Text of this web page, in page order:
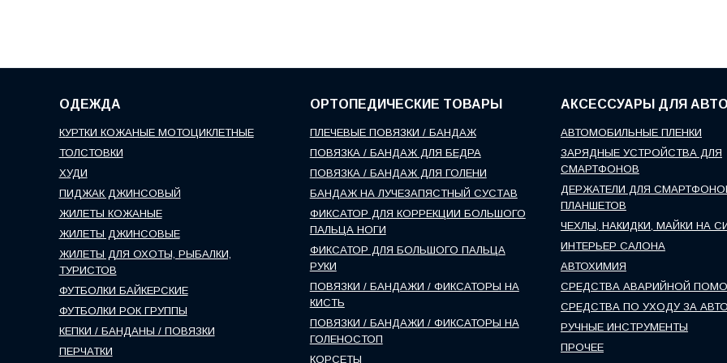
ОДЕЖДА
КУРТКИ КОЖАНЫЕ МОТОЦИКЛЕТНЫЕ
ТОЛСТОВКИ
ХУДИ
ПИДЖАК ДЖИНСОВЫЙ
ЖИЛЕТЫ КОЖАНЫЕ
ЖИЛЕТЫ ДЖИНСОВЫЕ
ЖИЛЕТЫ ДЛЯ ОХОТЫ, РЫБАЛКИ,
ТУРИСТОВ
ФУТБОЛКИ БАЙКЕРСКИЕ
ФУТБОЛКИ РОК ГРУППЫ
КЕПКИ / БАНДАНЫ / ПОВЯЗКИ
ПЕРЧАТКИ
ОРТОПЕДИЧЕСКИЕ ТОВАРЫ
ПЛЕЧЕВЫЕ ПОВЯЗКИ / БАНДАЖ
ПОВЯЗКА / БАНДАЖ ДЛЯ БЕДРА
ПОВЯЗКА / БАНДАЖ ДЛЯ ГОЛЕНИ
БАНДАЖ НА ЛУЧЕЗАПЯСТНЫЙ СУСТАВ
ФИКСАТОР ДЛЯ КОРРЕКЦИИ БОЛЬШОГО
ПАЛЬЦА НОГИ
ФИКСАТОР ДЛЯ БОЛЬШОГО ПАЛЬЦА
РУКИ
ПОВЯЗКИ / БАНДАЖИ / ФИКСАТОРЫ НА
КИСТЬ
ПОВЯЗКИ / БАНДАЖИ / ФИКСАТОРЫ НА
ГОЛЕНОСТОП
КОРСЕТЫ
АКСЕССУАРЫ ДЛЯ АВТО
АВТОМОБИЛЬНЫЕ ПЛЕНКИ
ЗАРЯДНЫЕ УСТРОЙСТВА ДЛЯ
СМАРТФОНОВ
ДЕРЖАТЕЛИ ДЛЯ
ПЛАНШЕТОВ
ЧЕХЛЫ, НАКИДКИ, МАЙКИ НА
ИНТЕРЬЕР САЛОНА
АВТОХИМИЯ
СРЕДСТВА АВАРИЙНОЙ
СРЕДСТВА ПО УХОДУ ЗА АВТО
РУЧНЫЕ ИНСТРУМЕНТЫ
ПРОЧЕЕ